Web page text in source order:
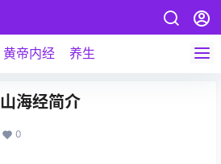
黄帝内经 养生
山海经简介
0